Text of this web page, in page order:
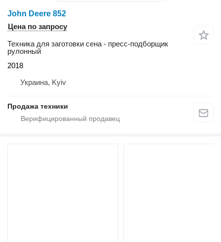
John Deere 852
Цена по запросу
Техника для заготовки сена - пресс-подборщик
рулонный
2018
Украина, Kyiv
Продажа техники